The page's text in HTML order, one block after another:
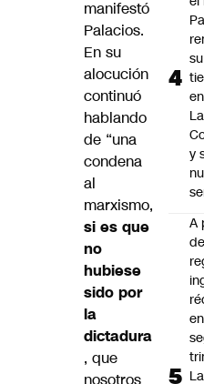
manifestó
Palacios.
En su
alocución
continuó
hablando
de “una
condena
al
marxismo,
si es que
no
hubiese
sido por
la
dictadura
, que
su
y
A
de
La